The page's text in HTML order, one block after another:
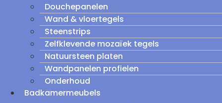
Douchepanelen
Wand & vloertegels
Steenstrips
Zelfklevende mozaïek tegels
Natuursteen platen
Wandpanelen profielen
Onderhoud
Badkamermeubels